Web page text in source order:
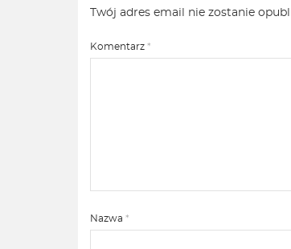
Twój adres email nie zostanie
Komentarz *
Nazwa *